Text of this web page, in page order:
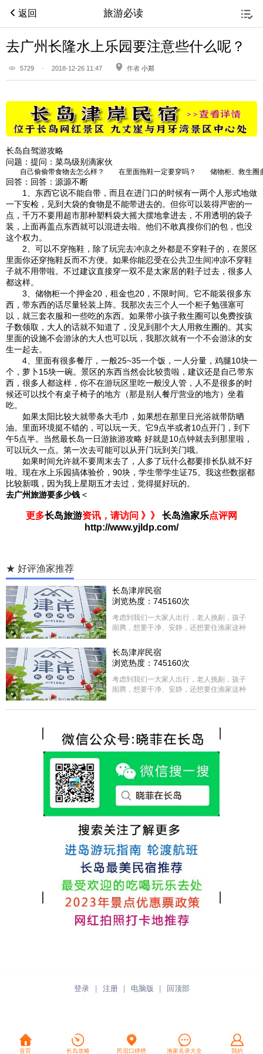
返回 旅游必读
去广州长隆水上乐园要注意些什么呢？
5729 · 2018-12-26 11:47 作者 小郑
长岛自驾游攻略
问题： 提问：菜鸟级别滴家伙
自己偷偷带食物去怎么样？　　在里面拖鞋一定要穿吗？　　储物柜、救生圈
回答： 回答：源源不断
1、东西它说不能自带，而且在进门口的时候有一两个人形式地做
一下安检，见到大袋的食物是不能带进去的。但你可以装得严密的一
点，千万不要用超市那种塑料袋大摇大摆地拿进去，不用透明的袋子
装，上面再盖点东西就可以混进去啦。他们不敢真搜你们的包，也没
这个权力。
2、可以不穿拖鞋，除了玩完去冲凉之外都是不穿鞋子的，在景区
里面你还穿拖鞋反而不方便。如果你能忍受在公共卫生间冲凉不穿鞋
子就不用带啦。不过建议直接穿一双不是太家居的鞋子过去，很多人
都这样。
3、储物柜一个押金20，租金也20，不限时间。它不能装很多东
西，带东西的话尽量轻装上阵。我那次去三个人一个柜子勉强塞可
以，就三套衣服和一些吃的东西。如果带小孩子救生圈可以免费按孩
子数领取，大人的话就不知道了，没见到那个大人用救生圈的。其实
里面的设施不会游泳的大人也可以玩，我那次就有一个不会游泳的女
生一起去。
4、里面有很多餐厅，一般25~35一个饭，一人分量，鸡腿10块一
个，萝卜15块一碗。景区的东西当然会比较贵啦，建议还是自己带东
西，很多人都这样，你不在游玩区里吃一般没人管，人不是很多的时
候还可以找个有桌子椅子的地方（那是别人餐厅营业的地方）坐着
吃。
如果太阳比较大就带条大毛巾，如果想在那里日光浴就带防晒
油。里面环境挺不错的，可以玩一天。它9点半或者10点开门，到下
午5点半。当然最长岛一日游旅游攻略 好就是10点钟就去到那里啦，
可以玩久一点。第一次去可能可以从开门玩到关门哦。
如果时间允许就不要周末去了，人多了玩什么都要排长队就不好
啦。现在水上乐园搞体验价，90块，学生带学生证75。我这些数据都
比较新哦，因为我上星期五才去过，觉得挺好玩的。
去广州旅游要多少钱 <
更多长岛旅游资讯，请访问 》》 长岛渔家乐点评网
http://www.yjldp.com/
★ 好评渔家推荐
长岛津岸民宿
浏览热度：745160次
考虑到我们一大家人出行，老人挑剔，孩子
闹腾，想要干净、安静，还想要住渔家这种
选择津岸民宿，实际体验客房很干净，饭菜
方面家里老人也很满意，整体饭菜给搭配的
很好，每顿饭也不重样的，海鲜确实是非常
的新鲜呢，另外值得一提的是，他家的海菜
包子非常好吃。 其实长岛可选的酒店、民宿
各不相同，可以根据自己的喜好选择。非常
热情，能根据我提出的需求来安排房间，这
点很好。
长岛津岸民宿
浏览热度：745160次
考虑到我们一大家人出行，老人挑剔，孩子
闹腾，想要干净、安静，还想要住渔家这种
选择津岸民宿，实际体验客房很干净，饭菜
很好，每顿饭也不重样的，海鲜确实是非常
的新鲜呢，另外值得一提的是，他家的海菜
包子非常好吃。 其实长岛可选的酒店、民宿
各不相同，可以根据自己的喜好选择。非常
推荐津岸民宿，关键是老板娘晓菲很细心、
热情，能根据我提出的需求来安排房间，这
点很好。
登录 注册 电脑版 回顶部
首页 长岛攻略 民宿口碑榜 渔家名录大全 我的